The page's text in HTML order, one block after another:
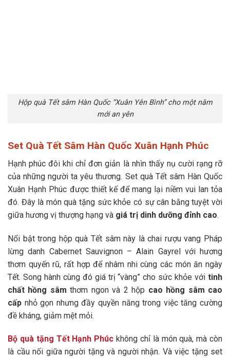
Hộp quà Tết sâm Hàn Quốc “Xuân Yên Bình” cho một năm
mới an yên
Set Quà Tết Sâm Hàn Quốc Xuân Hạnh Phúc
Hạnh phúc đôi khi chỉ đơn giản là nhìn thấy nụ cười rạng rỡ
của những người ta yêu thương. Set quà Tết sâm Hàn Quốc
Xuân Hạnh Phúc được thiết kế để mang lại niềm vui lan tỏa
đó. Đây là món quà tặng sức khỏe có sự cân bằng tuyệt vời
giữa hương vị thượng hạng và giá trị dinh dưỡng đỉnh cao.
Nổi bật trong hộp quà Tết sâm này là chai rượu vang Pháp
lừng danh Cabernet Sauvignon – Alain Gayrel với hương
thơm quyến rũ, rất hợp để nhâm nhi cùng các món ăn ngày
Tết. Song hành cùng đó giá trị “vàng” cho sức khỏe với tinh
chất hồng sâm thơm ngon và 2 hộp cao hồng sâm cao
cấp nhỏ gọn nhưng đầy quyền năng trong việc tăng cường
đề kháng, giảm mệt mỏi.
Bộ quà tặng Tết Hạnh Phúc không chỉ là món quà, mà còn
là cầu nối giữa người tặng và người nhận. Và việc tặng set